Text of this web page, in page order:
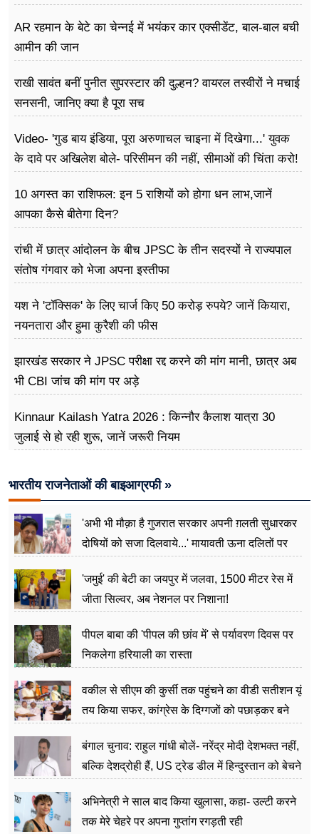
अन्य खबरें
AR रहमान के बेटे का चेन्नई में भयंकर कार एक्सीडेंट, बाल-बाल बची
आमीन की जान
राखी सावंत बनीं पुनीत सुपरस्टार की दुल्हन? वायरल तस्वीरों ने मचाई
सनसनी, जानिए क्या है पूरा सच
Video- 'गुड बाय इंडिया, पूरा अरुणाचल चाइना में दिखेगा...' युवक
के दावे पर अखिलेश बोले- परिसीमन की नहीं, सीमाओं की चिंता करो!
10 अगस्त का राशिफल: इन 5 राशियों को होगा धन लाभ,जानें
आपका कैसे बीतेगा दिन?
रांची में छात्र आंदोलन के बीच JPSC के तीन सदस्यों ने राज्यपाल
संतोष गंगवार को भेजा अपना इस्तीफा
यश ने 'टॉक्सिक' के लिए चार्ज किए 50 करोड़ रुपये? जानें कियारा,
नयनतारा और हुमा कुरैशी की फीस
झारखंड सरकार ने JPSC परीक्षा रद्द करने की मांग मानी, छात्र अब
भी CBI जांच की मांग पर अड़े
Kinnaur Kailash Yatra 2026 : किन्नौर कैलाश यात्रा 30
जुलाई से हो रही शुरू, जानें जरूरी नियम
भारतीय राजनेताओं की बाइआग्रफी »
'अभी भी मौक़ा है गुजरात सरकार अपनी ग़लती सुधारकर
दोषियों को सजा दिलवाये...' मायावती ऊना दलितों पर
'जमुई' की बेटी का जयपुर में जलवा, 1500 मीटर रेस में
जीता सिल्वर, अब नेशनल पर निशाना!
पीपल बाबा की 'पीपल की छांव में' से पर्यावरण दिवस पर
निकलेगा हरियाली का रास्ता
वकील से सीएम की कुर्सी तक पहुंचने का वीडी सतीशन यूं
तय किया सफर, कांग्रेस के दिग्गजों को पछाड़कर बने
बंगाल चुनाव: राहुल गांधी बोलें- नरेंद्र मोदी देशभक्त नहीं,
बल्कि देशद्रोही हैं, US ट्रेड डील में हिन्दुस्तान को बेचने
अभिनेत्री ने साल बाद किया खुलासा, कहा- उल्टी करने
तक मेरे चेहरे पर अपना गुप्तांग रगड़ती रही